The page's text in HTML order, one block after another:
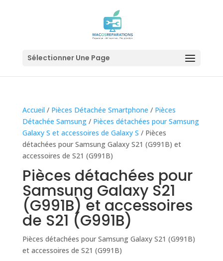
Sélectionner Une Page
Accueil / Pièces Détachée Smartphone / Pièces
Détachée Samsung/ Pièces détachées pour Samsung
Galaxy S et accessoires de Galaxy S / Pièces
détachées pour Samsung Galaxy S21 (G991B) et
accessoires de S21 (G991B)
Pièces détachées pour
Samsung Galaxy S21
(G991B) et accessoires
de S21 (G991B)
Pièces détachées pour Samsung Galaxy S21 (G991B)
et accessoires de S21 (G991B)